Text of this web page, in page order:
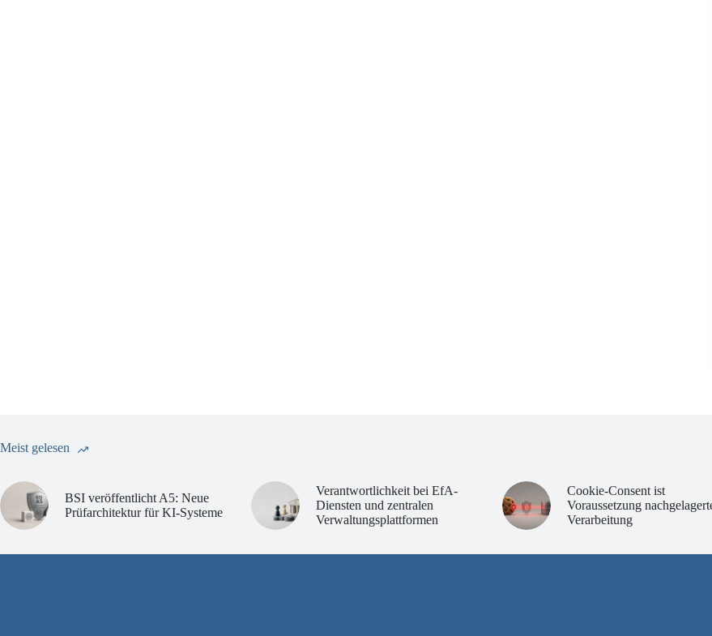
Meist gelesen
BSI veröffentlicht A5: Neue
Prüfarchitektur für KI-Systeme
Verantwortlichkeit bei EfA-
Diensten und zentralen
Verwaltungsplattformen
Cookie-Consent ist
Voraussetzung
Verarbeitung